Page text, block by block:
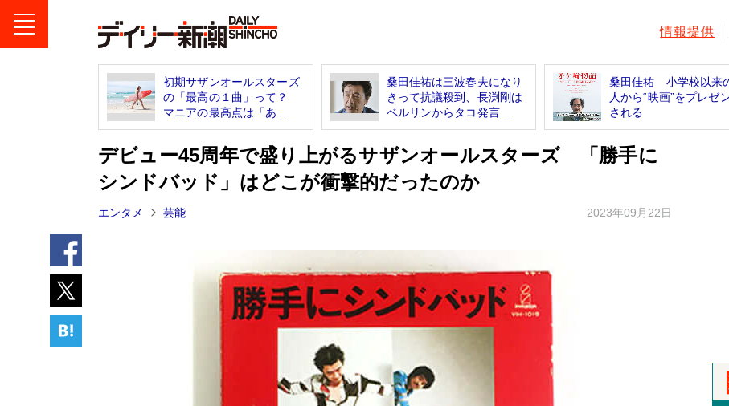
情報提供
初期サザンオールスターズ
の「最高の１曲」って？
マニアの最高点は「あ...
桑田佳祐は三波春夫になり
きって抗議殺到、長渕剛は
ベルリンからタコ発言...
桑田佳祐 小学校以来
人から“映画”をプレゼ
される
デビュー45周年で盛り上がるサザンオールスターズ 「勝手に
シンドバッド」はどこが衝撃的だったのか
エンタメ 芸能 2023年09月22日